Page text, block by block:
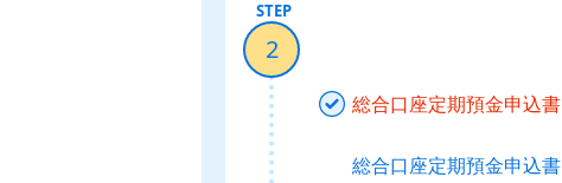
2
総合口座定期預金申込書
総合口座定期預金申込書